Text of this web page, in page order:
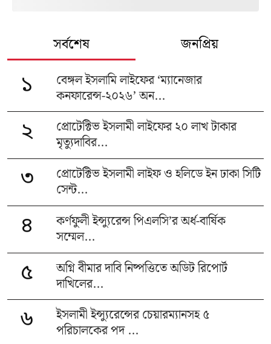
সর্বশেষ জনপ্রিয়
১
বেঙ্গল ইসলামি লাইফের ‘ম্যানেজার
কনফারেন্স-২০২৬’ অন...
২
প্রোটেক্টিভ ইসলামী লাইফের ২০ লাখ টাকার
মৃত্যুদাবির...
৩
প্রোটেক্টিভ ইসলামী লাইফ ও হলিডে ইন ঢাকা সিটি
সেন্ট...
৪
কর্ণফুলী ইন্স্যুরেন্স পিএলসি’র অর্ধ-বার্ষিক
সম্মেল...
৫
অগ্নি বীমার দাবি নিষ্পত্তিতে অডিট রিপোর্ট
দাখিলের...
৬
ইসলামী ইন্স্যুরেন্সের চেয়ারম্যানসহ ৫
পরিচালকের পদ ...